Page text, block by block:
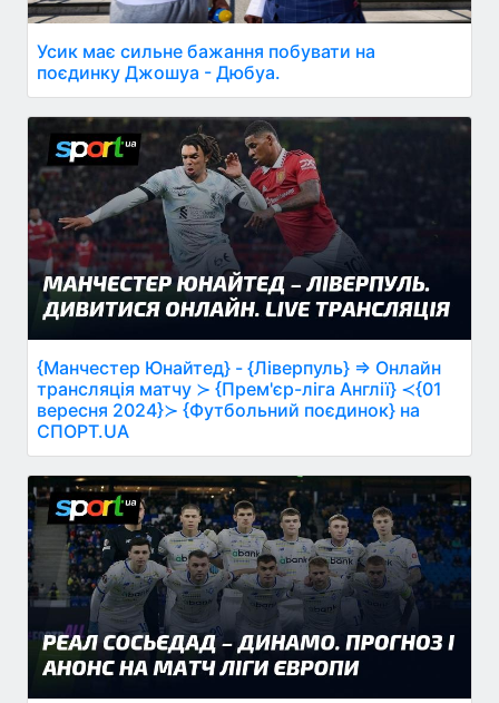
Усик має сильне бажання побувати на
поєдинку Джошуа - Дюбуа.
{Манчестер Юнайтед} - {Ліверпуль} ⇒ Онлайн
трансляція матчу ≻ {Прем'єр-ліга Англії} ≺{01
вересня 2024}≻ {Футбольний поєдинок} на
СПОРТ.UA